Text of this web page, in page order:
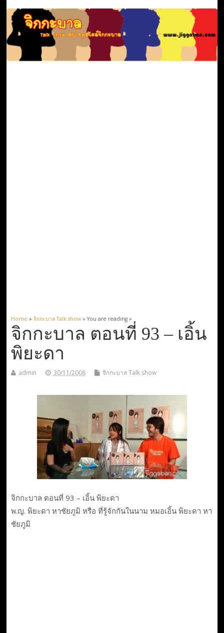
Home » จิกกะบาล Talk show» You are reading »
จิกกะบาล ตอนที่ 93 – เอิ้น
พิยะดา
admin 30/11/2008 จิกกะบาล Talk show
จิกกะบาล ตอนที่ 93 – เอิ้น พิยะดา
พ.ญ. พิยะดา หาชัยภูมิ หรือ ที่รู้จักกันในนาม หมอเอิ้น พิยะดา หา
ชัยภูมิ